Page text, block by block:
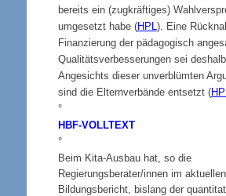
bereits ein (zugkräftiges)
umgesetzt habe (HPL ). Eine
Finanzierung der pädagogisch
Qualitätsverbesserungen sei
Angesichts dieser unverblümten
sind die Elternverbände entsetzt (
°
HBF-VOLLTEXT
°
Beim Kita-Ausbau hat, so die
Regierungsberater/innen im aktuellen
Bildungsbericht, bislang der